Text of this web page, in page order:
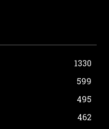
1330
599
495
462